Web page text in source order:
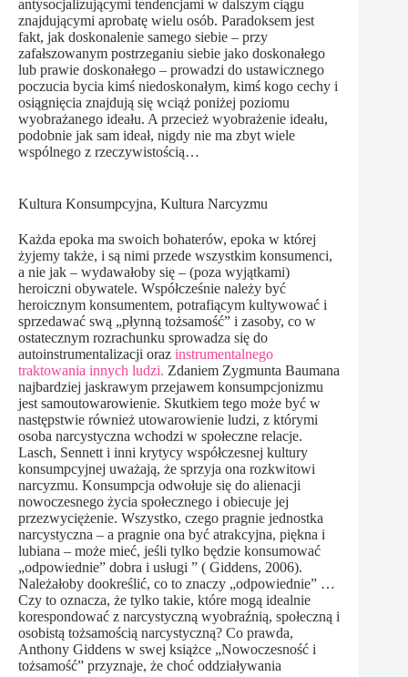
antysocjalizującymi tendencjami w dalszym ciągu
znajdującymi aprobatę wielu osób. Paradoksem jest
fakt, jak doskonalenie samego siebie – przy
zafałszowanym postrzeganiu siebie jako doskonałego
lub prawie doskonałego – prowadzi do ustawicznego
poczucia bycia kimś niedoskonałym, kimś kogo cechy i
osiągnięcia znajdują się wciąż poniżej poziomu
wyobrażanego ideału. A przecież wyobrażenie ideału,
podobnie jak sam ideał, nigdy nie ma zbyt wiele
wspólnego z rzeczywistością…
Kultura Konsumpcyjna, Kultura Narcyzmu
Każda epoka ma swoich bohaterów, epoka w której
żyjemy także, i są nimi przede wszystkim konsumenci,
a nie jak – wydawałoby się – (poza wyjątkami)
heroiczni obywatele. Współcześnie należy być
heroicznym konsumentem, potrafiącym kultywować i
sprzedawać swą „płynną tożsamość” i zasoby, co w
ostatecznym rozrachunku sprowadza się do
autoinstrumentalizacji oraz instrumentalnego
traktowania innych ludzi. Zdaniem Zygmunta Baumana
najbardziej jaskrawym przejawem konsumpcjonizmu
jest samoutowarowienie. Skutkiem tego może być w
następstwie również utowarowienie ludzi, z którymi
osoba narcystyczna wchodzi w społeczne relacje.
Lasch, Sennett i inni krytycy współczesnej kultury
konsumpcyjnej uważają, że sprzyja ona rozkwitowi
narcyzmu. Konsumpcja odwołuje się do alienacji
nowoczesnego życia społecznego i obiecuje jej
przezwyciężenie. Wszystko, czego pragnie jednostka
narcystyczna – a pragnie ona być atrakcyjna, piękna i
lubiana – może mieć, jeśli tylko będzie konsumować
„odpowiednie” dobra i usługi ” ( Giddens, 2006).
Należałoby dookreślić, co to znaczy „odpowiednie” …
Czy to oznacza, że tylko takie, które mogą idealnie
korespondować z narcystyczną wyobraźnią, społeczną i
osobistą tożsamością narcystyczną? Co prawda,
Anthony Giddens w swej książce „Nowoczesność i
tożsamość” przyznaje, że choć oddziaływania